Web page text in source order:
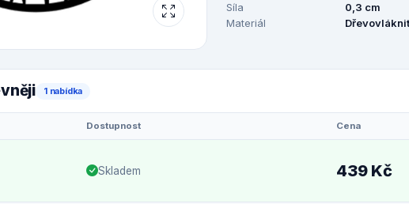
Síla
0,3 cm
Materiál
1 nabídka
Dostupnost Cena
Skladem 439 Kč